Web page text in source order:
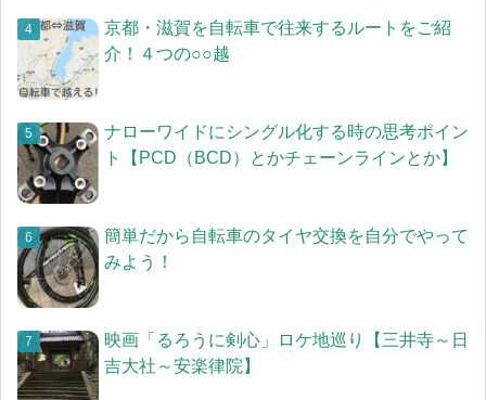
京都・滋賀を自転車で往来するルートをご紹
介！４つの○○越
ナローワイドにシングル化する時の思考ポイン
ト【PCD（BCD）とかチェーンラインとか】
簡単だから自転車のタイヤ交換を自分でやって
みよう！
映画「るろうに剣心」ロケ地巡り【三井寺～日
吉大社～安楽律院】